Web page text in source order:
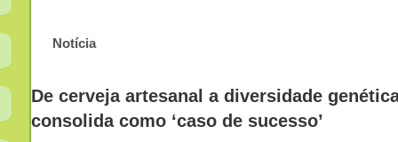
Notícia
De cerveja artesanal a diversidade
consolida como ‘caso de sucesso’